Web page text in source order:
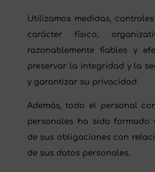
Utilizamos medidas,
carácter físico,
razonablemente fiables y
preservar la integridad y la
y garantizar su privacidad.
Además, todo el personal
personales ha sido formado
de sus obligaciones con
de sus datos personales.